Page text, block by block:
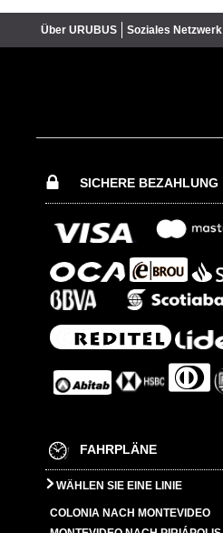
Über URUBUS Soziales Netzwerk
SICHERE BEZAHLUNG
FAHRPLÄNE
WÄHLEN SIE EINE LINIE
COLONIA NACH MONTEVIDEO